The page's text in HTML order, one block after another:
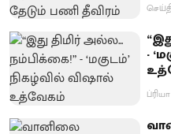
-
ப்ரியா